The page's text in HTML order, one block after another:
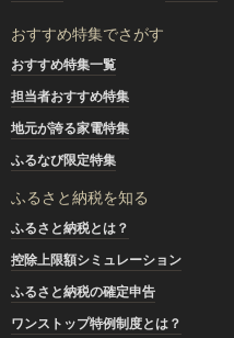
おすすめ特集でさがす
おすすめ特集一覧
担当者おすすめ特集
地元が誇る家電特集
ふるなび限定特集
ふるさと納税を知る
ふるさと納税とは？
控除上限額シミュレーション
ふるさと納税の確定申告
ワンストップ特例制度とは？